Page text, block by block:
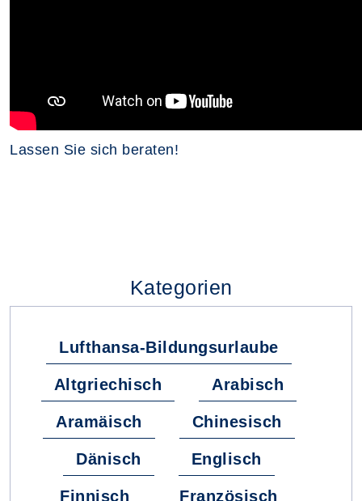
Lassen Sie sich beraten!
Kategorien
Lufthansa-Bildungsurlaube
Altgriechisch Arabisch
Aramäisch Chinesisch
Dänisch Englisch
Finnisch Französisch